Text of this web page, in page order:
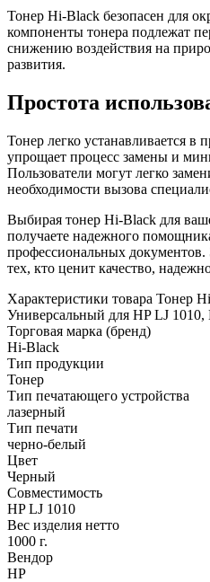
Тонер Hi-Black безопасен для
компоненты тонера подлежат
снижению воздействия на
развития.
Простота
Тонер легко устанавливается в
упрощает процесс замены и
Пользователи могут легко
необходимости вызова
Выбирая тонер Hi-Black для
получаете надежного
профессиональных
тех, кто ценит качество,
Характеристики товара Тонер
Универсальный для HP LJ 1010,
Торговая марка (бренд)
Hi-Black
Тип продукции
Тонер
Тип печатающего устройства
лазерный
Тип печати
черно-белый
Цвет
Черный
Совместимость
HP LJ 1010
Вес изделия нетто
1000 г.
Вендор
HP